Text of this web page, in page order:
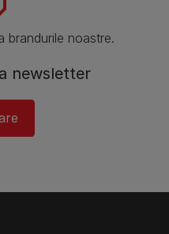
brandurile noastre.
newsletter